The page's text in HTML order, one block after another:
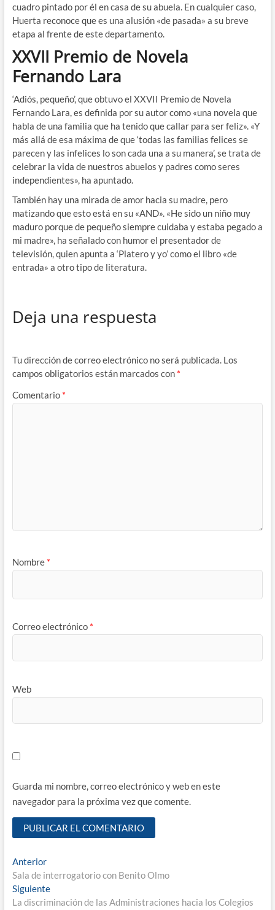
cuadro pintado por él en casa de su abuela. En cualquier caso,
Huerta reconoce que es una alusión «de pasada» a su breve
etapa al frente de este departamento.
XXVII Premio de Novela
Fernando Lara
‘Adiós, pequeño’, que obtuvo el XXVII Premio de Novela
Fernando Lara, es definida por su autor como «una novela que
habla de una familia que ha tenido que callar para ser feliz». «Y
más allá de esa máxima de que ‘todas las familias felices se
parecen y las infelices lo son cada una a su manera’, se trata de
celebrar la vida de nuestros abuelos y padres como seres
independientes», ha apuntado.
También hay una mirada de amor hacia su madre, pero
matizando que esto está en su «AND». «He sido un niño muy
maduro porque de pequeño siempre cuidaba y estaba pegado a
mi madre», ha señalado con humor el presentador de
televisión, quien apunta a ‘Platero y yo’ como el libro «de
entrada» a otro tipo de literatura.
Deja una respuesta
Tu dirección de correo electrónico no será publicada. Los
campos obligatorios están marcados con *
Comentario *
Nombre *
Correo electrónico *
Web
Guarda mi nombre, correo electrónico y web en este
navegador para la próxima vez que comente.
Navegación
de
entradas
AnteriorEntrada
anterior:
Sala de interrogatorio con Benito Olmo
SiguienteEntrada
siguiente:
La discriminación de las Administraciones hacia los Colegios